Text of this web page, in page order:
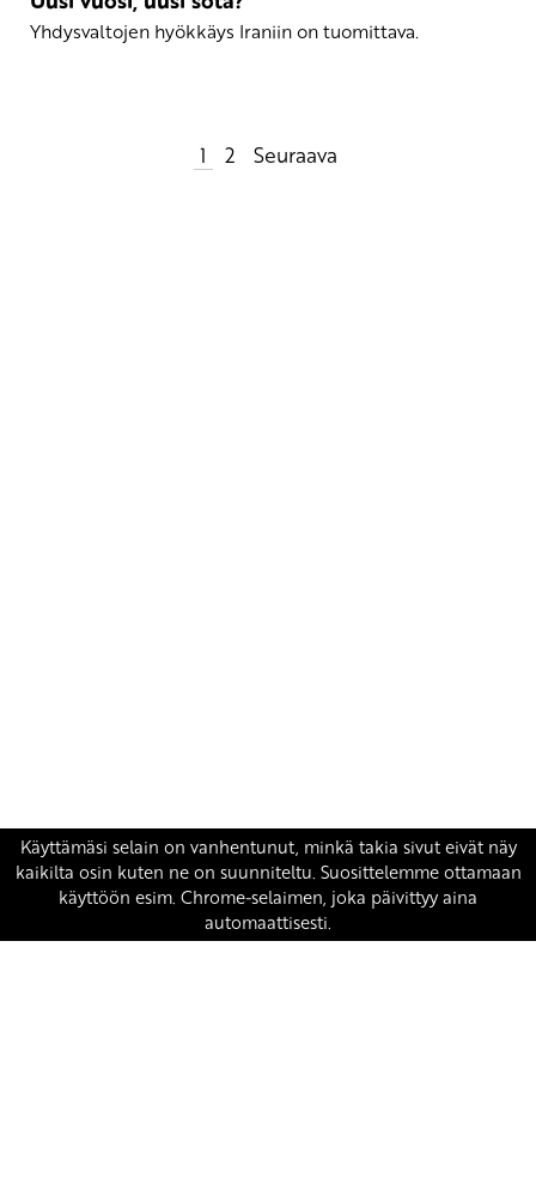
Yhdysvaltojen hyökkäys Iraniin on tuomittava.
1 2 Seuraava
Sähköposti:skp@skp.fi
SKP on Euroopan Vasemmistopuolueen jäsen.